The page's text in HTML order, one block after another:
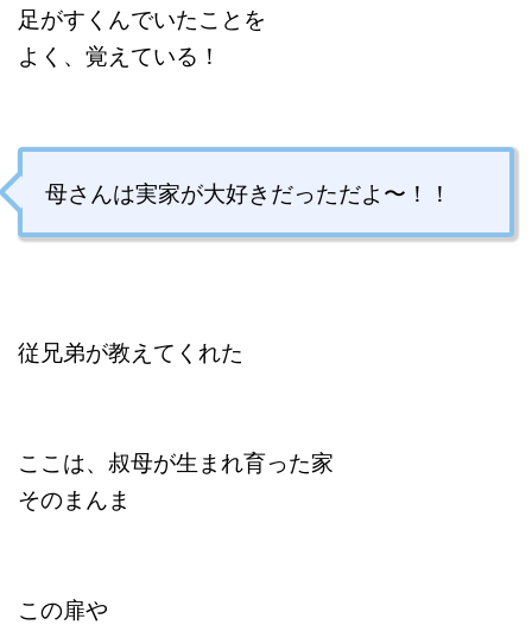
足がすくんでいたことを
よく、覚えている！
母さんは実家が大好きだっただよ〜！！
従兄弟が教えてくれた
ここは、叔母が生まれ育った家
そのまんま
この扉や